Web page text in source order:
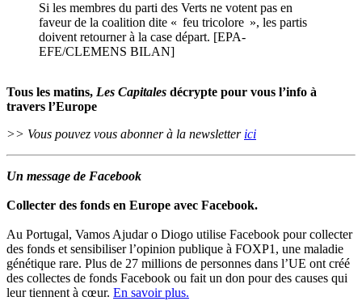
Si les membres du parti des Verts ne votent pas en
faveur de la coalition dite « feu tricolore », les partis
doivent retourner à la case départ. [EPA-
EFE/CLEMENS BILAN]
Tous les matins, Les Capitales décrypte pour vous l’info à
travers l’Europe
>> Vous pouvez vous abonner à la newsletter ici
Un message de Facebook
Collecter des fonds en Europe avec Facebook.
Au Portugal, Vamos Ajudar o Diogo utilise Facebook pour collecter
des fonds et sensibiliser l’opinion publique à FOXP1, une maladie
génétique rare. Plus de 27 millions de personnes dans l’UE ont créé
des collectes de fonds Facebook ou fait un don pour des causes qui
leur tiennent à cœur. En savoir plus.